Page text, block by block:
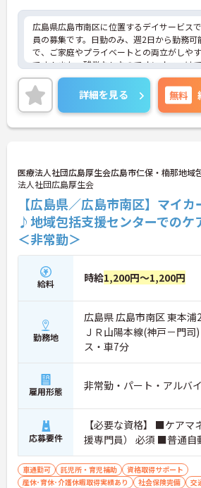
広島県広島市南区に位置するデイサービス
員の募集です。日勤のみ、週2日から勤務可
で、ご家庭やプライベートとの両立がしや
です！また、残業なしなのでオンオフつけ
いただけます！ご興味のある方はご面接の
お伝えしますのでご気軽にお問い合わせくだ
詳細を見る 無料
医療法人社団広島厚生会広島市仁保・楠那地域
法人社団広島厚生会
【広島県／広島市南区】マイ
♪地域包括支援センターでのケ
＜非常勤＞
給料 時給1,200円～1,200円
勤務地
広島県 広島市南区 東本
ＪＲ山陽本線(神戸－門
ス・車7分
雇用形態 非常勤・パート・アルバ
応募要件
【必要な資格】 ■ケアマ
援専門員） 必須 ■普通自
車通勤可 託児所・育児補助
資格取得サポート
産休･育休･介護休暇取得実績あり
社会保険完備 交